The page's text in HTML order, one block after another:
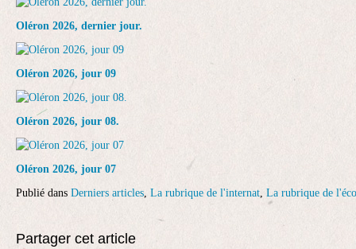
Oléron 2026, dernier jour.
Oléron 2026, jour 09
Oléron 2026, jour 08.
Oléron 2026, jour 07
Publié dans Derniers articles, La rubrique de l'internat, La rubrique de
Partager cet article